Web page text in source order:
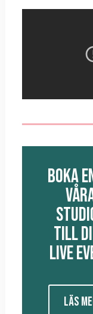
B0ka
Till
Live
LÄS